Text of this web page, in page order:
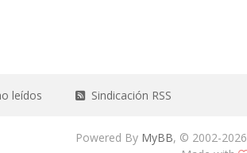
leídos Sindicación RSS
Powered By MyBB, © 2002-2026